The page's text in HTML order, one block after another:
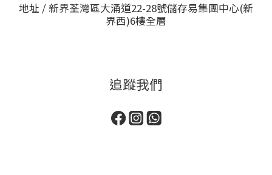
地址 / 新界荃灣區大涌道22-28號儲存易集團中心(新
界西)6樓全層
追蹤我們